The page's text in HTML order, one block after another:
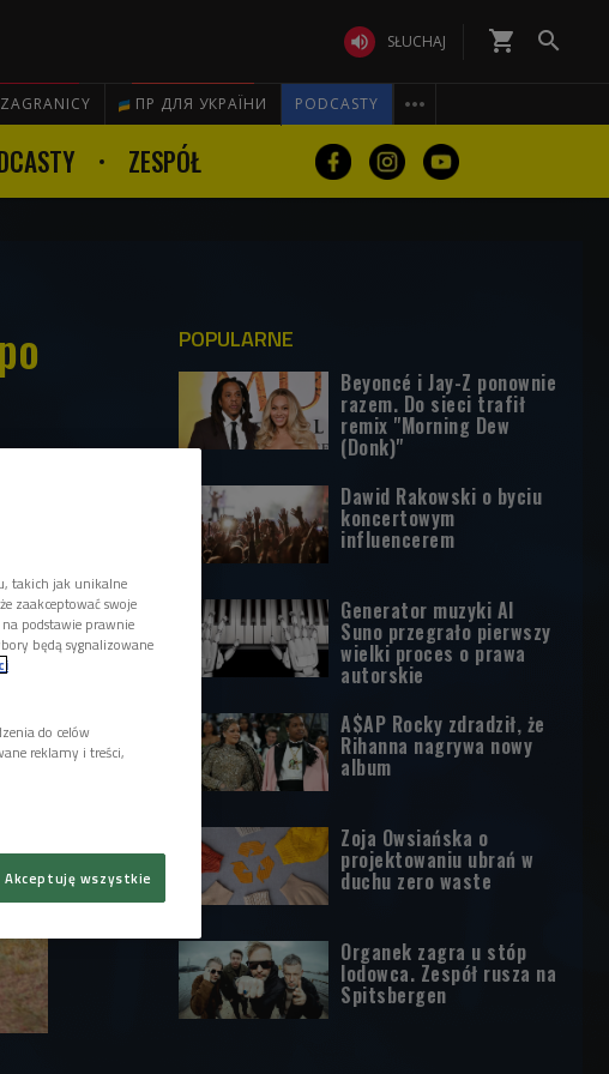
 SŁUCHAJ shopping_cart 
ПР ДЛЯ УКРАЇНИ PODCASTY 
ZESPÓŁ
POPULARNE
Beyoncé i Jay-Z ponownie
razem. Do sieci trafił
remix "Morning Dew
(Donk)"
Dawid Rakowski o byciu
koncertowym
influencerem
Generator muzyki AI
Suno przegrało pierwszy
wielki proces o prawa
autorskie
A$AP Rocky zdradził, że
Rihanna nagrywa nowy
album
Zoja Owsiańska o
projektowaniu ubrań w
duchu zero waste
Organek zagra u stóp
lodowca. Zespół rusza na
Spitsbergen
takich jak unikalne
zaakceptować swoje
podstawie prawnie
będą sygnalizowane
do celów
reklamy i treści,
Akceptuję wszystkie